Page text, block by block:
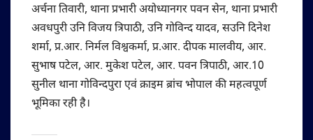
अर्चना तिवारी, थाना प्रभारी अयोध्यानगर पवन सेन, थाना प्रभारी
अवधपुरी उनि विजय त्रिपाठी, उनि गोविन्द यादव, सउनि दिनेश
शर्मा, प्र.आर. निर्मल विश्वकर्मा, प्र.आर. दीपक मालवीय, आर.
सुभाष पटेल, आर. मुकेश पटेल, आर. पवन त्रिपाठी, आर.10
सुनील थाना गोविन्दपुरा एवं क्राइम ब्रांच भोपाल की महत्वपूर्ण
भूमिका रही है।